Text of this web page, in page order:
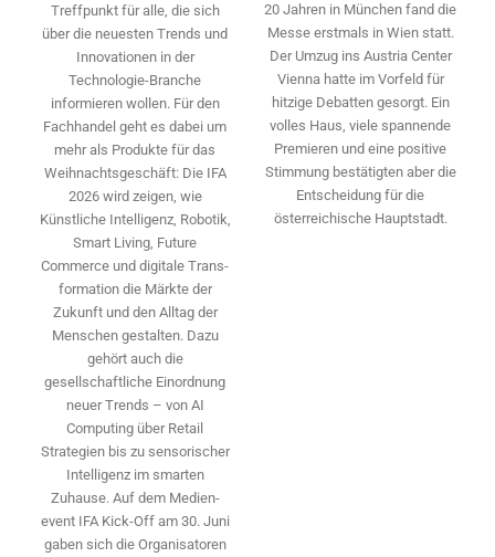
Treffpunkt für alle, die sich
über die neuesten Trends und
Innovationen in der
Technologie-­Branche
informieren wollen. Für den
Fachhandel geht es dabei um
mehr als Produkte für das
Weihnachtsgeschäft: Die IFA
2026 wird ­zeigen, wie
Künstliche Intelligenz, Robotik,
Smart Living, Future
Commerce und digitale Trans­
formation die Märkte der
Zukunft und den Alltag der
Menschen gestalten. Dazu
gehört auch die
gesellschaftliche Einordnung
neuer Trends – von AI
Computing über Retail
Strategien bis zu sensorischer
Intelligenz im smarten
Zuhause. Auf dem Medien­
event IFA Kick-Off am 30. Juni
gaben sich die Organisatoren
20 Jahren in München fand die
Messe erstmals in Wien statt.
Der Umzug ins Austria Center
Vienna hatte im Vorfeld für
hitzige Debatten gesorgt. Ein
volles Haus, viele spannende
Premieren und eine positive
Stimmung bestätigten aber die
Entscheidung für die
österreichische Hauptstadt.